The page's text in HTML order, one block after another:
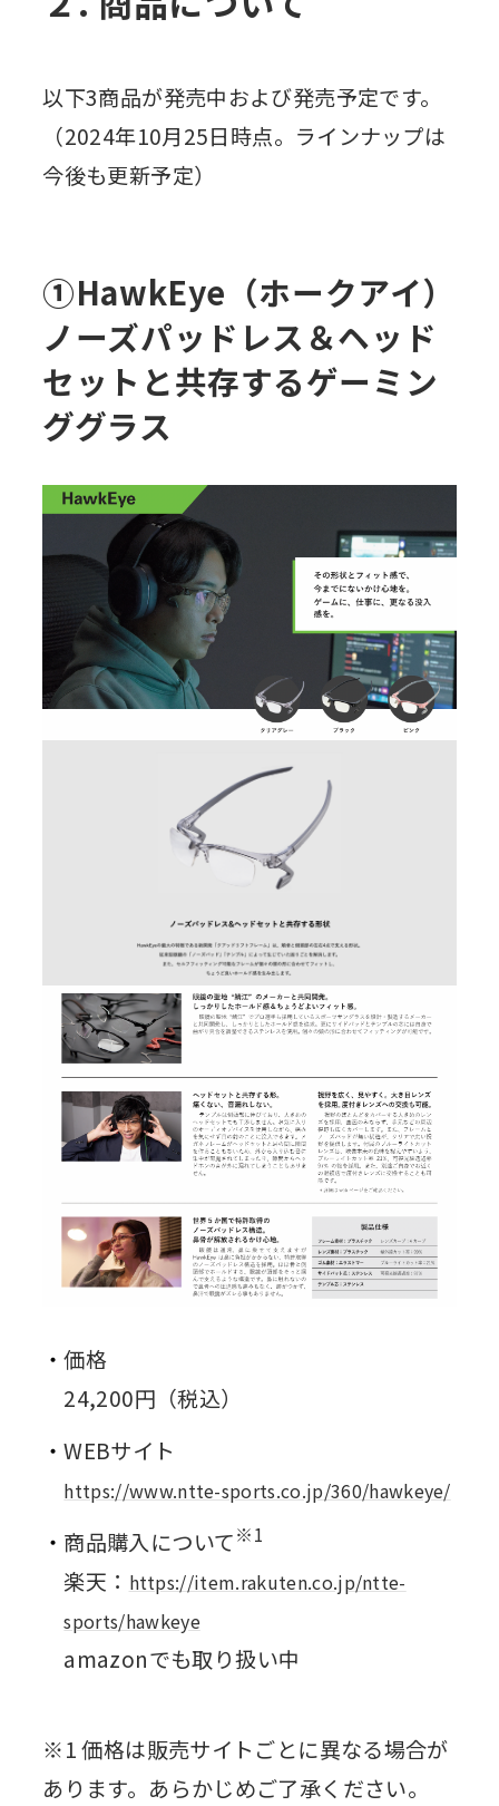
以下3商品が発売中および発売予定です。
（2024年10月25日時点。ラインナップは
今後も更新予定）
①HawkEye（ホークアイ）
ノーズパッドレス＆ヘッド
セットと共存するゲーミン
ググラス
価格
24,200円（税込）
WEBサイト
https://www.ntte-sports.co.jp/360/hawkeye/
商品購入について※1
楽天： https://item.rakuten.co.jp/ntte-
sports/hawkeye
amazonでも取り扱い中
※1 価格は販売サイトごとに異なる場合が
あります。あらかじめご了承ください。